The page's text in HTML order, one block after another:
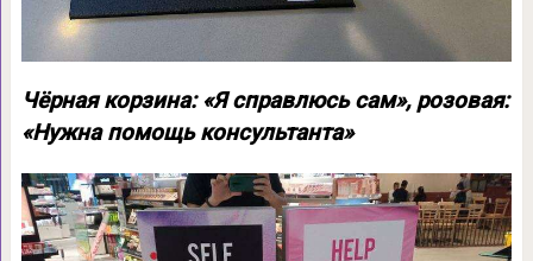
Чёрная корзина: «Я справлюсь сам», розовая:
«Нужна помощь консультанта»